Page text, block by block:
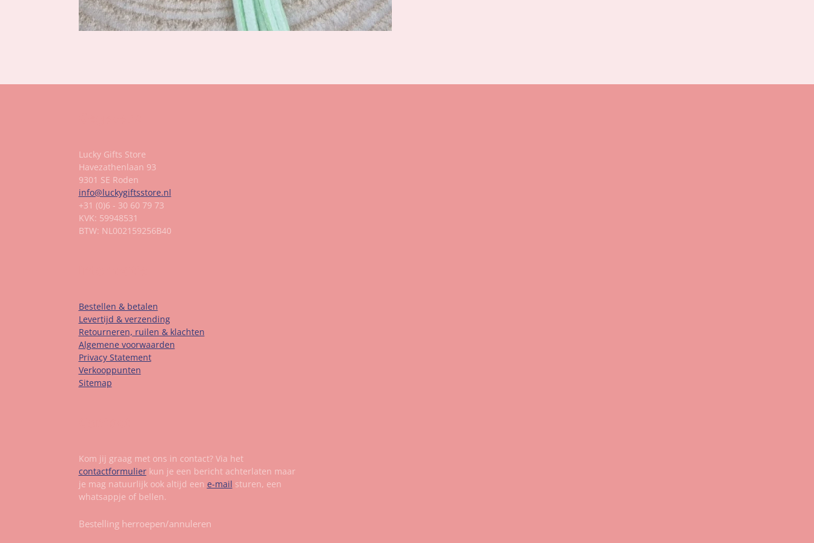
Lucky Gifts Store
Havezathenlaan 93
9301 SE Roden
info@luckygiftsstore.nl
+31 (0)6 - 30 60 79 73
KVK: 59948531
BTW: NL002159256B40
Bestellen & betalen
Levertijd & verzending
Retourneren, ruilen & klachten
Algemene voorwaarden
Privacy Statement
Verkooppunten
Sitemap
Kom jij graag met ons in contact? Via het
contactformulierkun je een bericht achterlaten maar
je mag natuurlijk ook altijd een e-mail sturen, een
whatsappje of bellen.
Bestelling herroepen/annuleren